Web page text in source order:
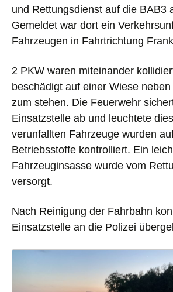
und Rettungsdienst auf die BAB3
Gemeldet war dort ein
Fahrzeugen in Fahrtrichtung
2 PKW waren miteinander
beschädigt auf einer Wiese
zum stehen. Die Feuerwehr
Einsatzstelle ab und leuchtete
verunfallten Fahrzeuge wurden
Betriebsstoffe kontrolliert. Ein
Fahrzeuginsasse wurde vom
versorgt.
Nach Reinigung der Fahrbahn
Einsatzstelle an die Polizei